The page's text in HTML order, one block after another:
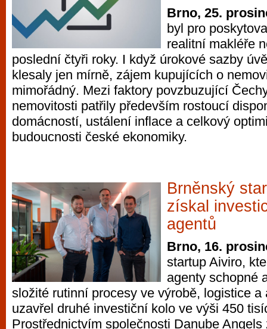
Brno, 25.
byl pro
realitní makléře
poslední čtyři roky. I když úrokové sazby
klesaly jen mírně, zájem kupujících o
mimořádný. Mezi faktory povzbuzující
nemovitosti patřily především rostoucí
domácností, ustálení inflace a celkový
budoucnosti české ekonomiky.
Brněnský
získal
agentů
Brno, 16.
startup Aiviro,
agenty schopné
složité rutinní procesy ve výrobě, logistice a
uzavřel druhé investiční kolo ve výši 450
Prostřednictvím společnosti Danube